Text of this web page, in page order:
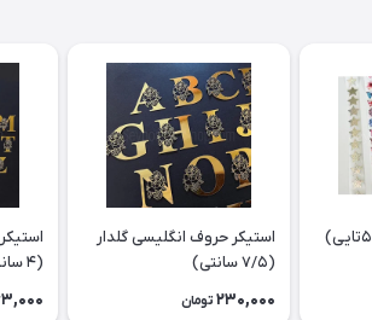
استیکر حروف انگلیسی گلدار
(۷/۵ سانتی)
230,000 تومان
(۴ سانتی)